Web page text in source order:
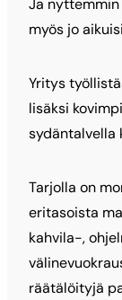
Ja
myös jo
Yritys
lisäksi
sydäntalvella
Tarjolla on
eritasoista
kahvila-,
räätälöityjä